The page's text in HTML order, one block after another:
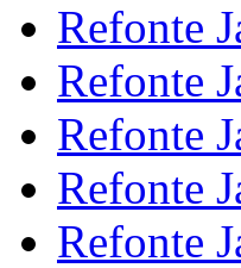
Refonte
Refonte
Refonte
Refonte
Refonte